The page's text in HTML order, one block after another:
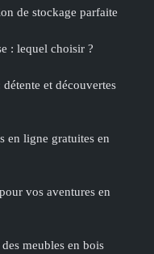
de stockage parfaite
: lequel choisir ?
et découvertes
en ligne gratuites en
vos aventures en
meubles en bois